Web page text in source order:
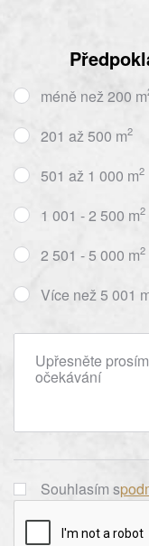
méně než 200 m
201 až 500 m2
501 až 1 000 m2
1 001 - 2 500 m2
2 501 - 5 000 m2
Více než 5 001
Upřesněte
očekávání
Souhlasím s